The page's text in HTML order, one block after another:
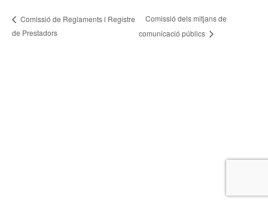
Comissió de Reglaments i Registre
de Prestadors
Comissió dels mitjans de
comunicació públics